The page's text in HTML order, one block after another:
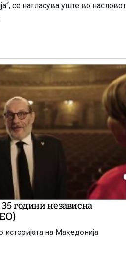
се нагласува уште во насловот
години независна
историјата на Македонија